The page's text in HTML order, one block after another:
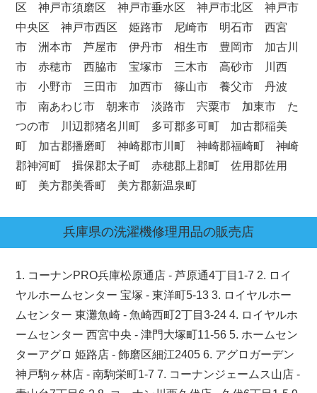
区 神戸市須磨区 神戸市垂水区 神戸市北区 神戸市
中央区 神戸市西区 姫路市 尼崎市 明石市 西宮
市 洲本市 芦屋市 伊丹市 相生市 豊岡市 加古川
市 赤穂市 西脇市 宝塚市 三木市 高砂市 川西
市 小野市 三田市 加西市 篠山市 養父市 丹波
市 南あわじ市 朝来市 淡路市 宍粟市 加東市 た
つの市 川辺郡猪名川町 多可郡多可町 加古郡稲美
町 加古郡播磨町 神崎郡市川町 神崎郡福崎町 神崎
郡神河町 揖保郡太子町 赤穂郡上郡町 佐用郡佐用
町 美方郡美香町 美方郡新温泉町
兵庫県の洗濯機修理用品の販売店
1. コーナンPRO兵庫松原通店 - 芦原通4丁目1-7 2. ロイ
ヤルホームセンター 宝塚 - 東洋町5-13 3. ロイヤルホー
ムセンター 東灘魚崎 - 魚崎西町2丁目3-24 4. ロイヤルホ
ームセンター 西宮中央 - 津門大塚町11-56 5. ホームセン
ターアグロ 姫路店 - 飾磨区細江2405 6. アグロガーデン
神戸駒ヶ林店 - 南駒栄町1-7 7. コーナンジェームス山店 -